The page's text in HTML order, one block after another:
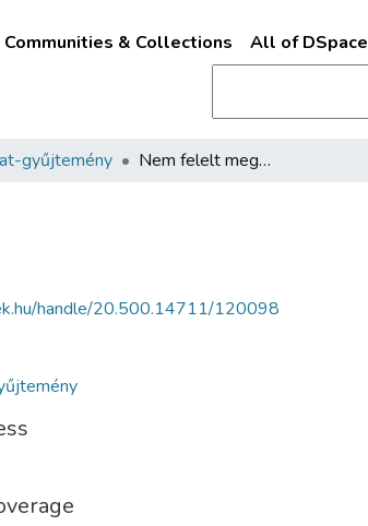
Communities & Collections All of DSpace
gyűjtemény Nem felelt meg…
handle/20.500.14711/120098